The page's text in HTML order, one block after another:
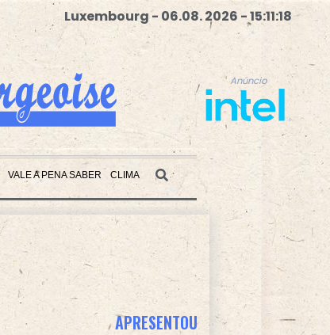
Luxembourg - 06.08. 2026 - 15:11:19
Anúncio
VALE A PENA SABER CLIMA
Anúncio
APRESENTOU